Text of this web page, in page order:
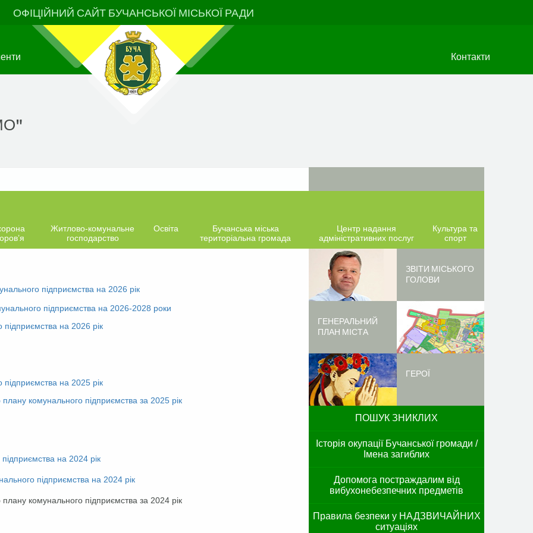
ОФІЦІЙНИЙ САЙТ БУЧАНСЬКОЇ МІСЬКОЇ РАДИ
Контакти
Житлово-комунальне
господарство
Освіта
Бучанська міська
територіальна громада
Центр надання
адміністративних послуг
Культура та
спорт
підприємства на 2026 рік
підприємства на 2026-2028 роки
на 2026 рік
на 2025 рік
комунального підприємства за 2025 рік
на 2024 рік
підприємства на 2024 рік
комунального підприємства за 2024 рік
ЗВІТИ МІСЬКОГО
ГОЛОВИ
ГЕНЕРАЛЬНИЙ
ПЛАН МІСТА
ГЕРОЇ
ПОШУК ЗНИКЛИХ
Історія окупації Бучанської громади /
Імена загиблих
Допомога постраждалим від
вибухонебезпечних предметів
Правила безпеки у НАДЗВИЧАЙНИХ
ситуаціях